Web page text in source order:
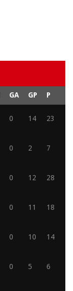
GA GP P
0 14 23
0 2 7
0 12 28
0 11 18
0 10 14
0 5 6